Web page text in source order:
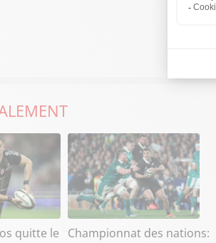
quitte le
Championnat des nations: